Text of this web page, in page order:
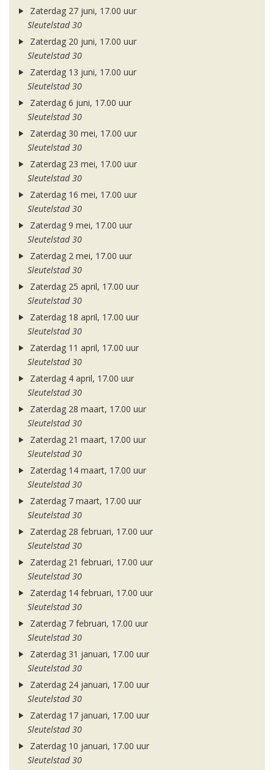
Zaterdag 27 juni, 17.00 uur
Sleutelstad 30
Zaterdag 20 juni, 17.00 uur
Sleutelstad 30
Zaterdag 13 juni, 17.00 uur
Sleutelstad 30
Zaterdag 6 juni, 17.00 uur
Sleutelstad 30
Zaterdag 30 mei, 17.00 uur
Sleutelstad 30
Zaterdag 23 mei, 17.00 uur
Sleutelstad 30
Zaterdag 16 mei, 17.00 uur
Sleutelstad 30
Zaterdag 9 mei, 17.00 uur
Sleutelstad 30
Zaterdag 2 mei, 17.00 uur
Sleutelstad 30
Zaterdag 25 april, 17.00 uur
Sleutelstad 30
Zaterdag 18 april, 17.00 uur
Sleutelstad 30
Zaterdag 11 april, 17.00 uur
Sleutelstad 30
Zaterdag 4 april, 17.00 uur
Sleutelstad 30
Zaterdag 28 maart, 17.00 uur
Sleutelstad 30
Zaterdag 21 maart, 17.00 uur
Sleutelstad 30
Zaterdag 14 maart, 17.00 uur
Sleutelstad 30
Zaterdag 7 maart, 17.00 uur
Sleutelstad 30
Zaterdag 28 februari, 17.00 uur
Sleutelstad 30
Zaterdag 21 februari, 17.00 uur
Sleutelstad 30
Zaterdag 14 februari, 17.00 uur
Sleutelstad 30
Zaterdag 7 februari, 17.00 uur
Sleutelstad 30
Zaterdag 31 januari, 17.00 uur
Sleutelstad 30
Zaterdag 24 januari, 17.00 uur
Sleutelstad 30
Zaterdag 17 januari, 17.00 uur
Sleutelstad 30
Zaterdag 10 januari, 17.00 uur
Sleutelstad 30